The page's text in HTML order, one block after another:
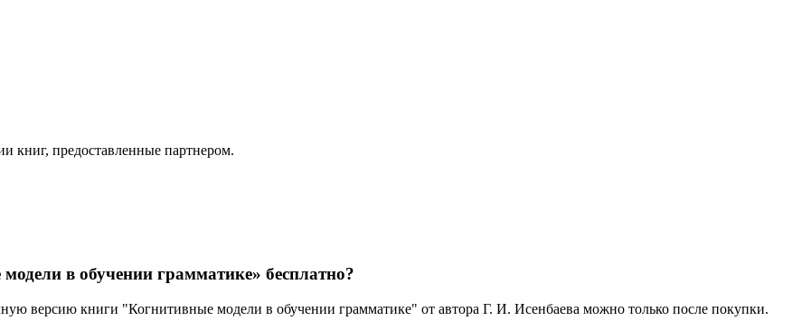
книг, предоставленные партнером.
в обучении грамматике» бесплатно?
версию книги "Когнитивные модели в обучении грамматике" от автора Г. И. Исенбаева можно только после покупки.